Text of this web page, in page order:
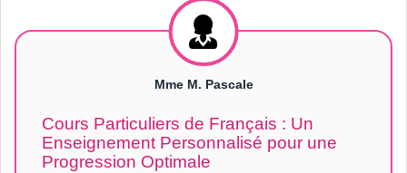
Mme M. Pascale
Cours Particuliers de Français : Un
Enseignement Personnalisé pour une
Progression Optimale